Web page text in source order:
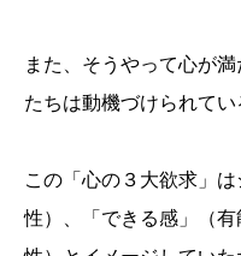
また、そうやって心が
たちは動機づけられてい
この「心の３大欲求」
性）、「できる感」（